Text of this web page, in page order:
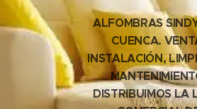
ALFOMBRAS
CUENCA.
INSTALACIÓN,
DISTRIBUIMOS LA